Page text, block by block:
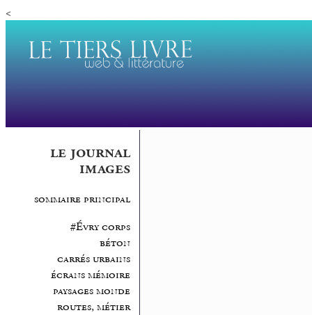
<
le journal
images
sommaire principal
#Évry corps
béton
carrés urbains
écrans mémoire
paysages monde
routes, métier